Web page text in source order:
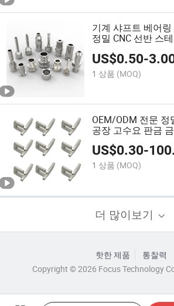
기계 샤프트 베어
정밀 CNC 선반 스
US$0.50-
1 상품 (MOQ)
OEM/ODM 전문
공장 고수요 판금
US$0.30-
1 상품 (MOQ)
더 많이보기
핫한 제품
통찰력
Copyright © 2026 Focus Technology